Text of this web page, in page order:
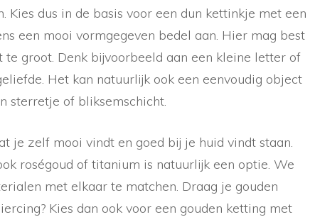
dus in de basis voor een dun kettinkje met een
een mooi vormgegeven bedel aan. Hier mag best
groot. Denk bijvoorbeeld aan een kleine letter of
Het kan natuurlijk ook een eenvoudig object
sterretje of bliksemschicht.
je zelf mooi vindt en goed bij je huid vindt staan.
roségoud of titanium is natuurlijk een optie. We
met elkaar te matchen. Draag je gouden
Kies dan ook voor een gouden ketting met